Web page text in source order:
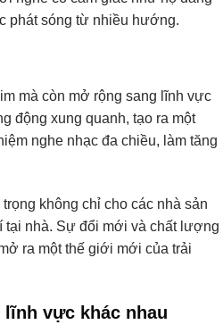
phát sóng từ nhiều hướng.
mà còn mở rộng sang lĩnh vực
động xung quanh, tạo ra một
nghe nhạc đa chiều, làm tăng
không chỉ cho các nhà sản
tại nhà. Sự đổi mới và chất lượng
ra một thế giới mới của trải
lĩnh vực khác nhau